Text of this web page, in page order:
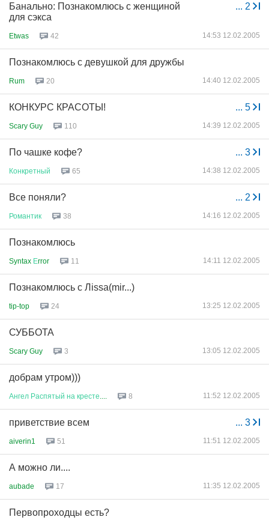
... 2
Банально: Познакомлюсь с женщиной
для сэкса
Etwas 42 14:53 12.02.2005
Познакомлюсь с девушкой для дружбы
Rum 20 14:40 12.02.2005
... 5
КОНКУРС КРАСОТЫ!
Scary Guy 110 14:39 12.02.2005
... 3
По чашке кофе?
Конкретный 65 14:38 12.02.2005
... 2
Все поняли?
Романтик 38 14:16 12.02.2005
Познакомлюсь
Syntax Еrror 11 14:11 12.02.2005
Познакомлюсь с Лissa(mir...)
tip-top 24 13:25 12.02.2005
СУББОТА
Scary Guy 3 13:05 12.02.2005
добрам утром)))
Ангел Распятый на кресте 8 11:52 12.02.2005
... 3
приветствие всем
aiverin1 51 11:51 12.02.2005
А можно ли....
aubade 17 11:35 12.02.2005
Первопроходцы есть?